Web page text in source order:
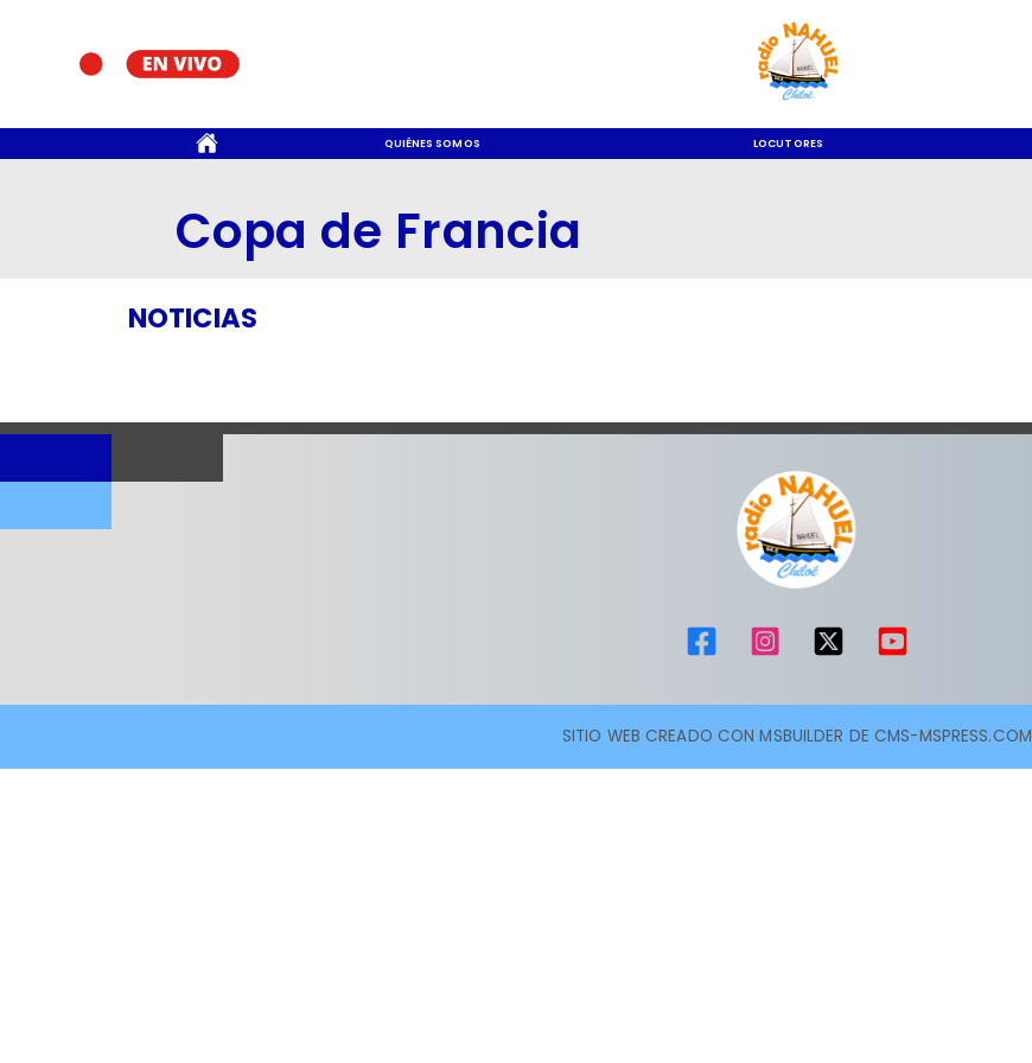
QUIÉNES SOMOS LOCUTORES
Copa de Francia
NOTICIAS
SITIO WEB CREADO CON MSBUILDER DE CMS-MSPRESS.COM